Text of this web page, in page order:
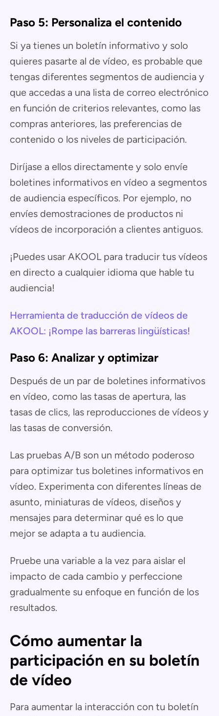
Paso 5: Personaliza el contenido
Si ya tienes un boletín informativo y solo
quieres pasarte al de vídeo, es probable que
tengas diferentes segmentos de audiencia y
que accedas a una lista de correo electrónico
en función de criterios relevantes, como las
compras anteriores, las preferencias de
contenido o los niveles de participación.
Diríjase a ellos directamente y solo envíe
boletines informativos en vídeo a segmentos
de audiencia específicos. Por ejemplo, no
envíes demostraciones de productos ni
vídeos de incorporación a clientes antiguos.
¡Puedes usar AKOOL para traducir tus vídeos
en directo a cualquier idioma que hable tu
audiencia!
Herramienta de traducción de vídeos de
AKOOL: ¡Rompe las barreras lingüísticas!
Paso 6: Analizar y optimizar
Después de un par de boletines informativos
en vídeo, como las tasas de apertura, las
tasas de clics, las reproducciones de vídeos y
las tasas de conversión.
Las pruebas A/B son un método poderoso
para optimizar tus boletines informativos en
vídeo. Experimenta con diferentes líneas de
asunto, miniaturas de vídeos, diseños y
mensajes para determinar qué es lo que
mejor se adapta a tu audiencia.
Pruebe una variable a la vez para aislar el
impacto de cada cambio y perfeccione
gradualmente su enfoque en función de los
resultados.
Cómo aumentar la
participación en su boletín
de vídeo
Para aumentar la interacción con tu boletín